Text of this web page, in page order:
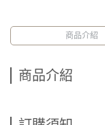
商品介紹
商品介紹